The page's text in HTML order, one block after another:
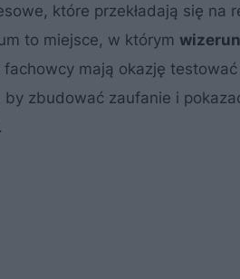
które przekładają się na
to miejsce, w którym
mają okazję testować
zbudować zaufanie i